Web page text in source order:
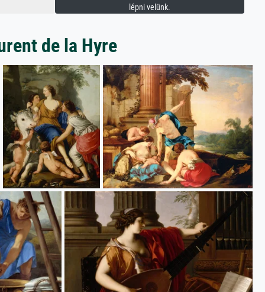
lépni velünk.
de la Hyre